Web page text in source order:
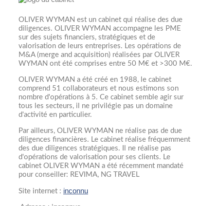
OLIVER WYMAN est un cabinet qui réalise des due
diligences. OLIVER WYMAN accompagne les PME
sur des sujets financiers, stratégiques et de
valorisation de leurs entreprises. Les opérations de
M&A (merge and acquisition) réalisées par OLIVER
WYMAN ont été comprises entre 50 M€ et >300 M€.
OLIVER WYMAN a été créé en 1988, le cabinet
comprend 51 collaborateurs et nous estimons son
nombre d'opérations à 5. Ce cabinet semble agir sur
tous les secteurs, il ne privilégie pas un domaine
d'activité en particulier.
Par ailleurs, OLIVER WYMAN ne réalise pas de due
diligences financières. Le cabinet réalise fréquemment
des due diligences stratégiques. Il ne réalise pas
d'opérations de valorisation pour ses clients. Le
cabinet OLIVER WYMAN a été récemment mandaté
pour conseiller: REVIMA, NG TRAVEL
Site internet : inconnu